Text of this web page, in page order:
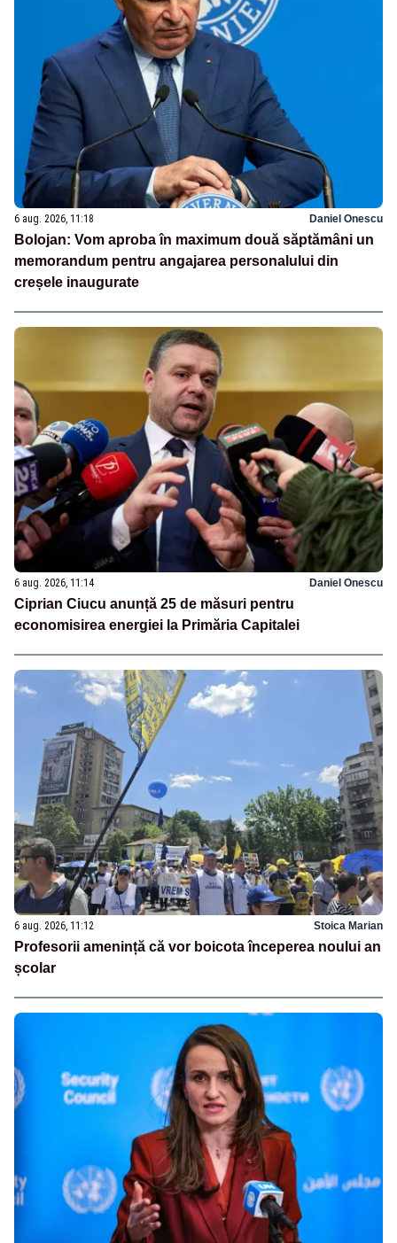
6 aug. 2026, 11:18 Daniel Onescu
Bolojan: Vom aproba în maximum două săptămâni un
memorandum pentru angajarea personalului din
creșele inaugurate
6 aug. 2026, 11:14 Daniel Onescu
Ciprian Ciucu anunță 25 de măsuri pentru
economisirea energiei la Primăria Capitalei
6 aug. 2026, 11:12 Stoica Marian
Profesorii amenință că vor boicota începerea noului an
școlar